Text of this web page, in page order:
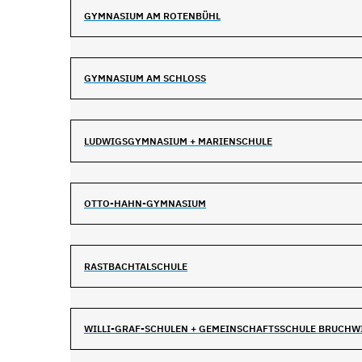
GYMNASIUM AM ROTENBÜHL
GYMNASIUM AM SCHLOSS
LUDWIGSGYMNASIUM + MARIENSCHULE
OTTO-HAHN-GYMNASIUM
RASTBACHTALSCHULE
WILLI-GRAF-SCHULEN + GEMEINSCHAFTSSCHULE